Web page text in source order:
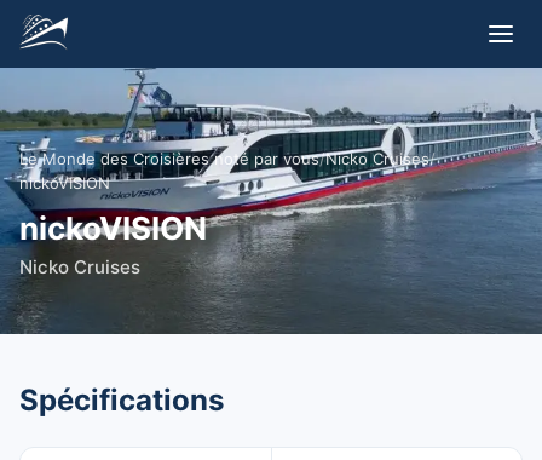
Le Monde des Croisières noté par vous/Nicko Cruises/
nickoVISION
nickoVISION
Nicko Cruises
Spécifications